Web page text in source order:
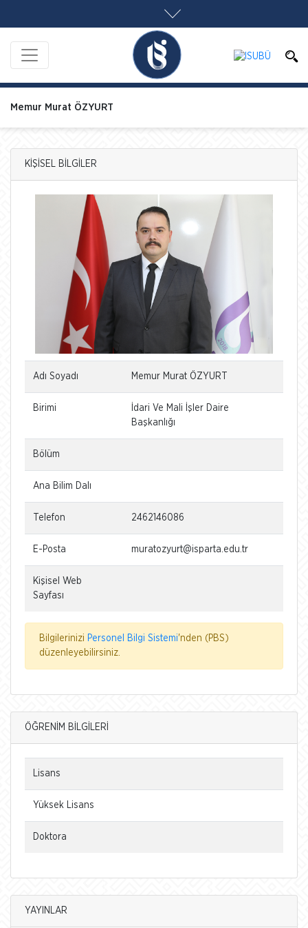
Memur Murat ÖZYURT
KİŞİSEL BİLGİLER
Adı Soyadı Memur Murat ÖZYURT
Birimi
İdari Ve Mali İşler Daire
Başkanlığı
Bölüm
Ana Bilim Dalı
Telefon 2462146086
E-Posta muratozyurt@isparta.edu.tr
Kişisel Web
Sayfası
Bilgilerinizi Personel Bilgi Sistemi'nden (PBS)
düzenleyebilirsiniz.
ÖĞRENİM BİLGİLERİ
Lisans
Yüksek Lisans
Doktora
YAYINLAR